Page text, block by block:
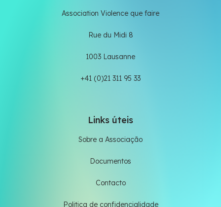
Association Violence que faire
Rue du Midi 8
1003 Lausanne
+41 (0)21 311 95 33
Links úteis
Sobre a Associação
Documentos
Contacto
Politica de confidencialidade